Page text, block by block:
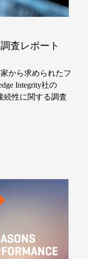
査レポート
から求められたフ
Integrity社の
続性に関する調査